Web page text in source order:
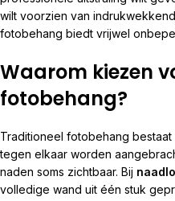
wilt voorzien van
fotobehang biedt vrijwel
Waarom kiezen
fotobehang?
Traditioneel fotobehang
tegen elkaar worden
naden soms zichtbaar. Bij
volledige wand uit één stuk